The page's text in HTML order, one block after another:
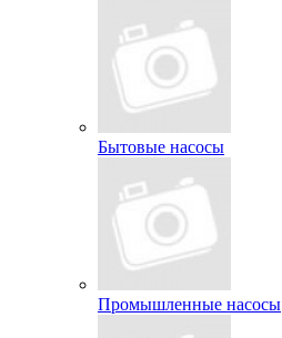
Бытовые насосы
Промышленные насосы